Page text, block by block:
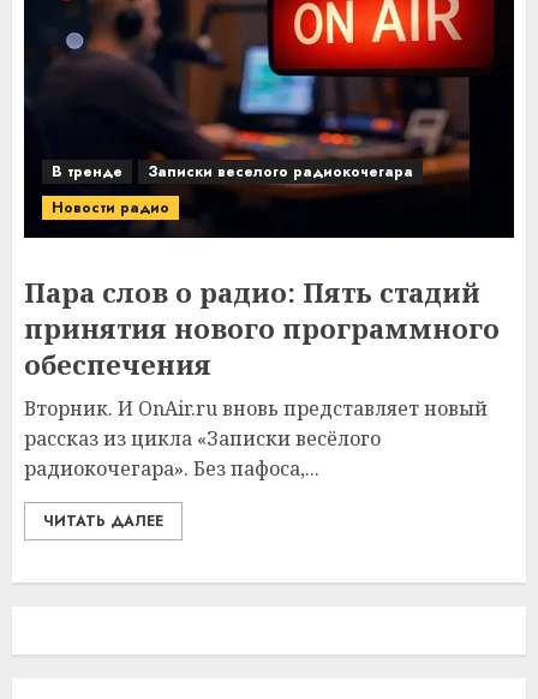
В тренде
Записки веселого радиокочегара
Новости радио
Пара слов о радио: Пять стадий
принятия нового программного
обеспечения
Вторник. И OnAir.ru вновь представляет новый
рассказ из цикла «Записки весёлого
радиокочегара». Без пафоса,...
ЧИТАТЬ ДАЛЕЕ